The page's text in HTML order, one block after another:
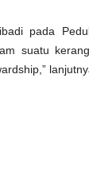
pada
suatu